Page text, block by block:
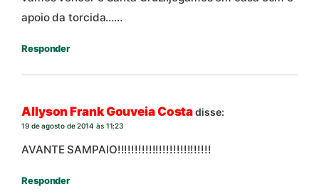
apoio da torcida……
Responder
Allyson Frank Gouveia Costadisse:
19 de agosto de 2014 às 11:23
AVANTE SAMPAIO!!!!!!!!!!!!!!!!!!!!!!!!!!!
Responder